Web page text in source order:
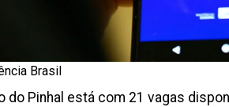
Brasil
do Pinhal está com 21 vagas